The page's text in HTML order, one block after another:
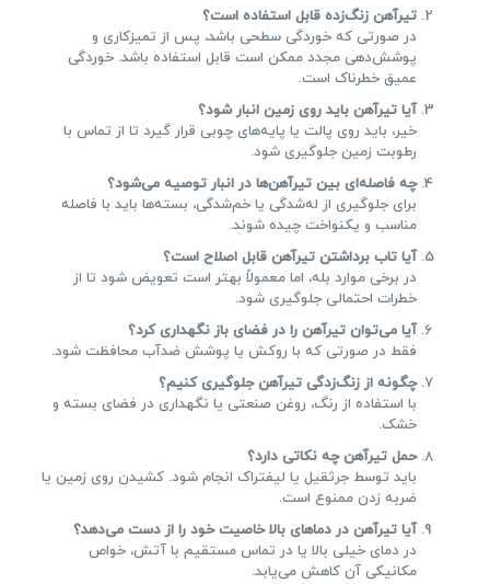
تیرآهن زنگ‌زده قابل استفاده است؟
در صورتی که خوردگی سطحی باشد، پس از تمیزکاری و
پوشش‌دهی مجدد ممکن است قابل استفاده باشد. خوردگی
عمیق خطرناک است.
آیا تیرآهن باید روی زمین انبار شود؟
خیر، باید روی پالت یا پایه‌های چوبی قرار گیرد تا از تماس با
رطوبت زمین جلوگیری شود.
چه فاصله‌ای بین تیرآهن‌ها در انبار توصیه می‌شود؟
برای جلوگیری از له‌شدگی یا خم‌شدگی، بسته‌ها باید با فاصله
مناسب و یکنواخت چیده شوند.
آیا تاب برداشتن تیرآهن قابل اصلاح است؟
در برخی موارد بله، اما معمولاً بهتر است تعویض شود تا از
خطرات احتمالی جلوگیری شود.
آیا می‌توان تیرآهن را در فضای باز نگهداری کرد؟
فقط در صورتی که با روکش یا پوشش ضدآب محافظت شود.
چگونه از زنگ‌زدگی تیرآهن جلوگیری کنیم؟
با استفاده از رنگ، روغن صنعتی یا نگهداری در فضای بسته و
خشک.
حمل تیرآهن چه نکاتی دارد؟
باید توسط جرثقیل یا لیفتراک انجام شود. کشیدن روی زمین یا
ضربه زدن ممنوع است.
آیا تیرآهن در دماهای بالا خاصیت خود را از دست می‌دهد؟
در دمای خیلی بالا یا در تماس مستقیم با آتش، خواص
مکانیکی آن کاهش می‌یابد.